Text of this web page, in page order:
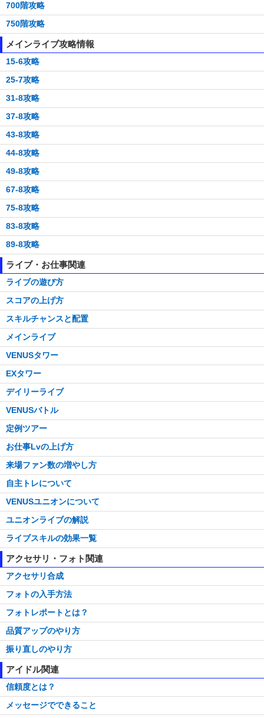
700階攻略
750階攻略
メインライブ攻略情報
15-6攻略
25-7攻略
31-8攻略
37-8攻略
43-8攻略
44-8攻略
49-8攻略
67-8攻略
75-8攻略
83-8攻略
89-8攻略
ライブ・お仕事関連
ライブの遊び方
スコアの上げ方
スキルチャンスと配置
メインライブ
VENUSタワー
EXタワー
デイリーライブ
VENUSバトル
定例ツアー
お仕事Lvの上げ方
来場ファン数の増やし方
自主トレについて
VENUSユニオンについて
ユニオンライブの解説
ライブスキルの効果一覧
アクセサリ・フォト関連
アクセサリ合成
フォトの入手方法
フォトレポートとは？
品質アップのやり方
振り直しのやり方
アイドル関連
信頼度とは？
メッセージでできること